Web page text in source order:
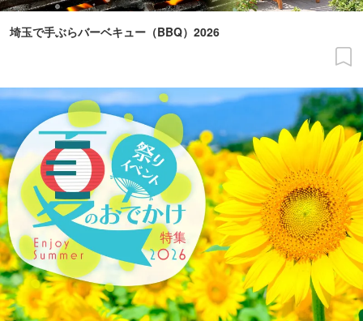
埼玉で手ぶらバーベキュー（BBQ）2026